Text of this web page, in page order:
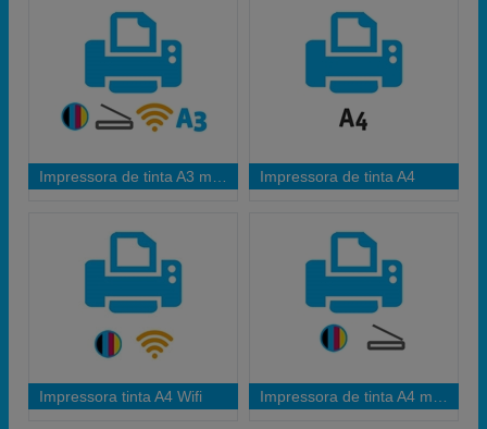
Impressora de tinta A4
Impressora tinta A4 Wifi